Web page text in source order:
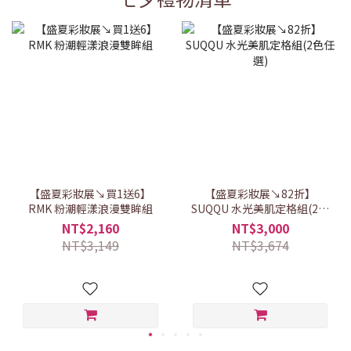
【盛夏彩妝展↘買1送6】
RMK 粉潮輕漾浪漫雙眸組
NT$2,160
NT$3,149
【盛夏彩妝展↘82折】
SUQQU 水光美肌定格組(2色
任選)
NT$3,000
NT$3,674